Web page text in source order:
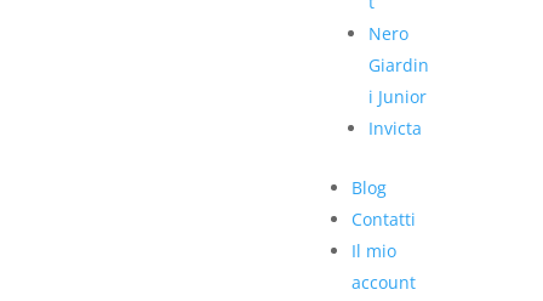
Nero
Giardin
i Junior
Invicta
Blog
Contatti
Il mio
account